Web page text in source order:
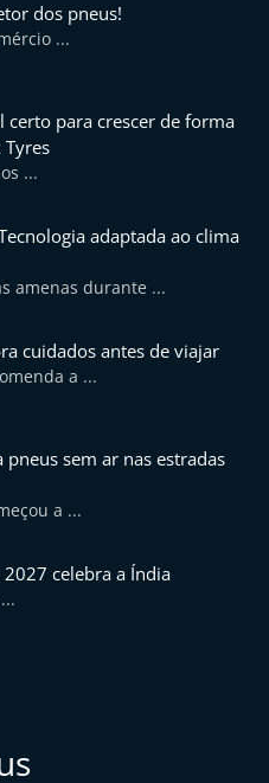
dos pneus!
...
certo para crescer de forma
Tyres
...
adaptada ao clima
amenas durante ...
cuidados antes de viajar
a ...
pneus sem ar nas estradas
a ...
celebra a Índia